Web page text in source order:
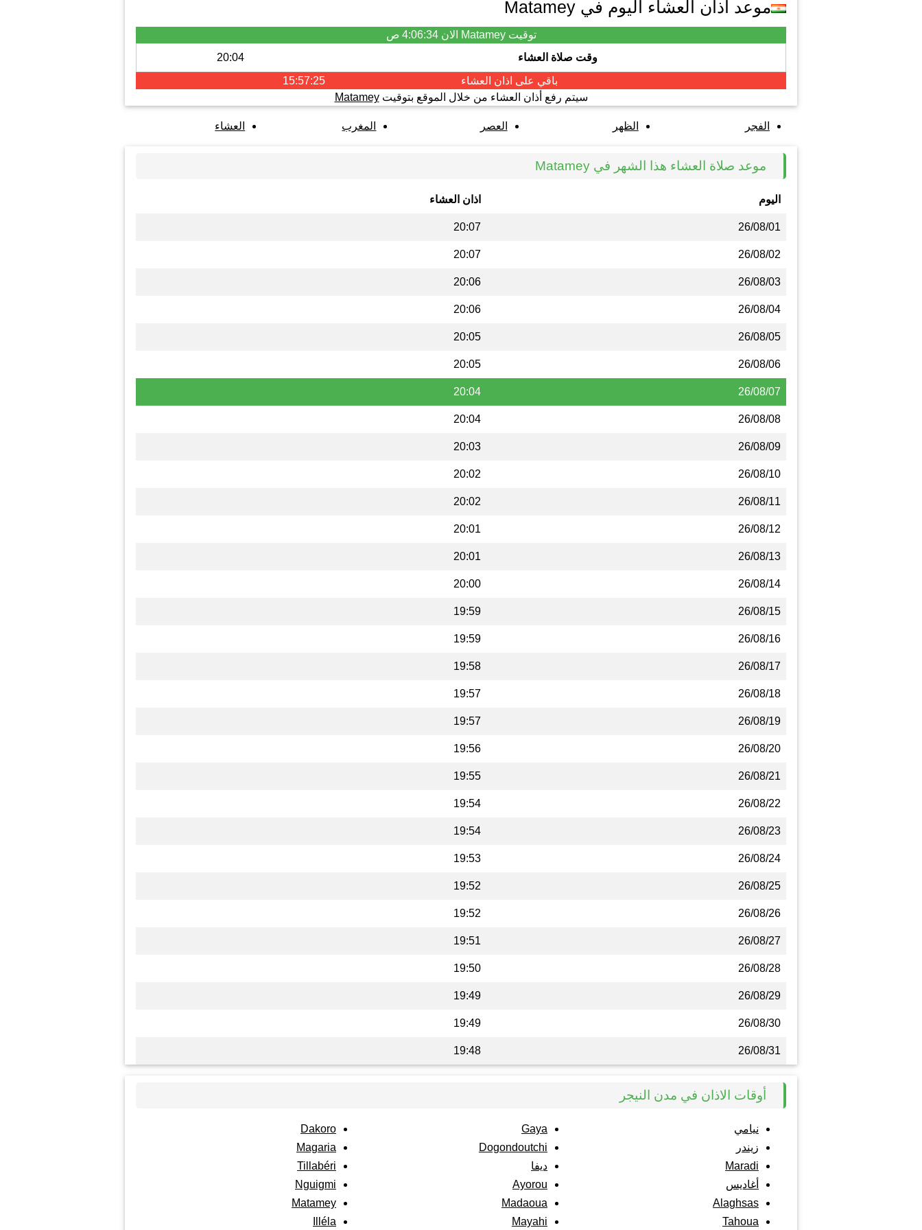
موعد اذان العشاء اليوم في Matamey
توقيت Matamey الان
4:06:34 ص
وقت صلاة العشاء
20:04
باقي على اذان العشاء
15:57:25
سيتم رفع أذان العشاء من خلال الموقع بتوقيتMatamey
الفجر الظهر العصر المغرب العشاء
موعد صلاة العشاء هذا الشهر في Matamey
اليوم اذان العشاء
26/08/01
20:07
26/08/02
20:07
26/08/03
20:06
26/08/04
20:06
26/08/05
20:05
26/08/06
20:05
26/08/07
20:04
26/08/08
20:04
26/08/09
20:03
26/08/10
20:02
26/08/11
20:02
26/08/12
20:01
26/08/13
20:01
26/08/14
20:00
26/08/15
19:59
26/08/16
19:59
26/08/17
19:58
26/08/18
19:57
26/08/19
19:57
26/08/20
19:56
26/08/21
19:55
26/08/22
19:54
26/08/23
19:54
26/08/24
19:53
26/08/25
19:52
26/08/26
19:52
26/08/27
19:51
26/08/28
19:50
26/08/29
19:49
26/08/30
19:49
26/08/31
19:48
أوقات الاذان في مدن النيجر
نيامي
زيندر
Maradi
أغاديس
Alaghsas
Tahoua
Gaya
Dogondoutchi
ديفا
Ayorou
Madaoua
Mayahi
Dakoro
Magaria
Tillabéri
Nguigmi
Matamey
Illéla